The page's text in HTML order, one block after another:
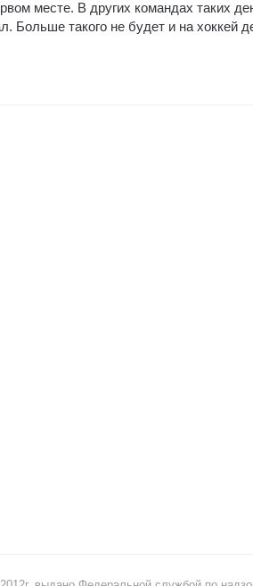
месте. В других командах таких
Больше такого не будет и на хоккей